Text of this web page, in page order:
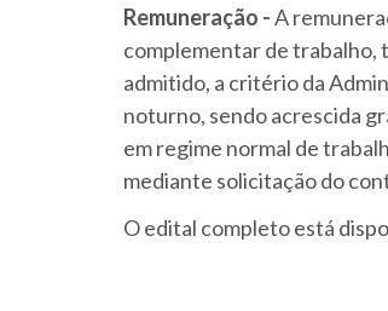
Remuneração -A
complementar de trabalho,
admitido, a critério da
noturno, sendo acrescida
em regime normal de
mediante solicitação do
O edital completo está